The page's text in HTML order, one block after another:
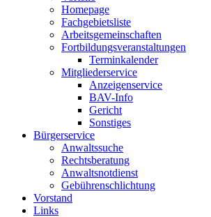
Homepage
Fachgebietsliste
Arbeitsgemeinschaften
Fortbildungsveranstaltungen
Terminkalender
Mitgliederservice
Anzeigenservice
BAV-Info
Gericht
Sonstiges
Bürgerservice
Anwaltssuche
Rechtsberatung
Anwaltsnotdienst
Gebührenschlichtung
Vorstand
Links